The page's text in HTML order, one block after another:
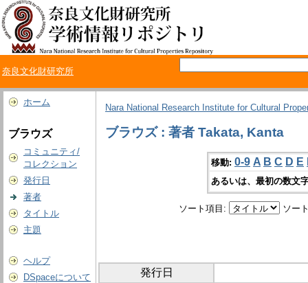
奈良文化財研究所
ホーム
ブラウズ
コミュニティ/
コレクション
発行日
著者
タイトル
主題
ヘルプ
DSpaceについて
Nara National Research Institute for Cultural
ブラウズ : 著者 Takata, Kanta
移動: 0-9 A B C D E
あるいは、最初の数文
ソート項目: ソー
発行日